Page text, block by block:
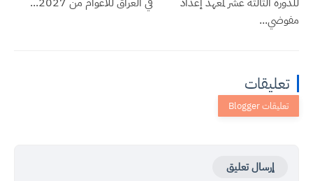
مفوضي...
تعليقات
إرسال تعليق